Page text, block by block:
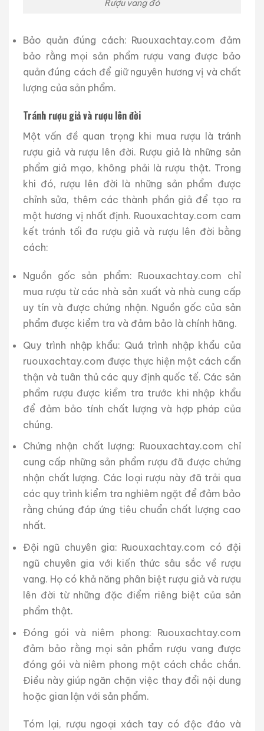
Rượu vang đỏ
Bảo quản đúng cách: Ruouxachtay.com đảm
bảo rằng mọi sản phẩm rượu vang được bảo
quản đúng cách để giữ nguyên hương vị và chất
lượng của sản phẩm.
Tránh rượu giả và rượu lên đời
Một vấn đề quan trọng khi mua rượu là tránh
rượu giả và rượu lên đời. Rượu giả là những sản
phẩm giả mạo, không phải là rượu thật. Trong
khi đó, rượu lên đời là những sản phẩm được
chỉnh sửa, thêm các thành phần giả để tạo ra
một hương vị nhất định. Ruouxachtay.com cam
kết tránh tối đa rượu giả và rượu lên đời bằng
cách:
Nguồn gốc sản phẩm: Ruouxachtay.com chỉ
mua rượu từ các nhà sản xuất và nhà cung cấp
uy tín và được chứng nhận. Nguồn gốc của sản
phẩm được kiểm tra và đảm bảo là chính hãng.
Quy trình nhập khẩu: Quá trình nhập khẩu của
ruouxachtay.com được thực hiện một cách cẩn
thận và tuân thủ các quy định quốc tế. Các sản
phẩm rượu được kiểm tra trước khi nhập khẩu
để đảm bảo tính chất lượng và hợp pháp của
chúng.
Chứng nhận chất lượng: Ruouxachtay.com chỉ
cung cấp những sản phẩm rượu đã được chứng
nhận chất lượng. Các loại rượu này đã trải qua
các quy trình kiểm tra nghiêm ngặt để đảm bảo
rằng chúng đáp ứng tiêu chuẩn chất lượng cao
nhất.
Đội ngũ chuyên gia: Ruouxachtay.com có đội
ngũ chuyên gia với kiến thức sâu sắc về rượu
vang. Họ có khả năng phân biệt rượu giả và rượu
lên đời từ những đặc điểm riêng biệt của sản
phẩm thật.
Đóng gói và niêm phong: Ruouxachtay.com
đảm bảo rằng mọi sản phẩm rượu vang được
đóng gói và niêm phong một cách chắc chắn.
Điều này giúp ngăn chặn việc thay đổi nội dung
hoặc gian lận với sản phẩm.
Tóm lại, rượu ngoại xách tay có độc đáo và